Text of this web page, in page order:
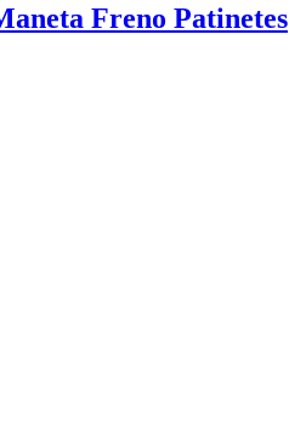
Freno Patinetes